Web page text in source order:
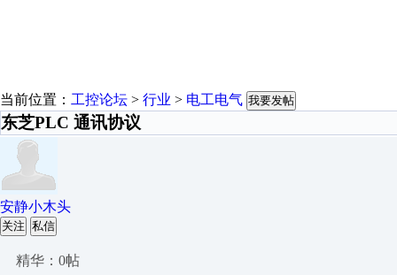
当前位置： 工控论坛 > 行业 > 电工电气 我要发帖
东芝PLC 通讯协议
安静小木头
关注 私信
精华：0帖